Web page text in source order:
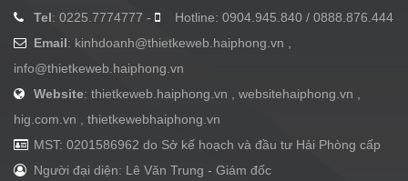
Tel: 0225.7774777 -
Hotline: 0904.945.840 / 0888.876.444
Email: kinhdoanh@thietkeweb.haiphong.vn
info@thietkeweb.haiphong.vn
Website: thietkeweb.haiphong.vn , websitehaiphong.vn ,
hig.com.vn , thietkewebhaiphong.vn
MST: 0201586962 do Sở kế hoạch và đầu tư Hải Phòng cấp
Người đại diện: Lê Văn Trung - Giám đốc